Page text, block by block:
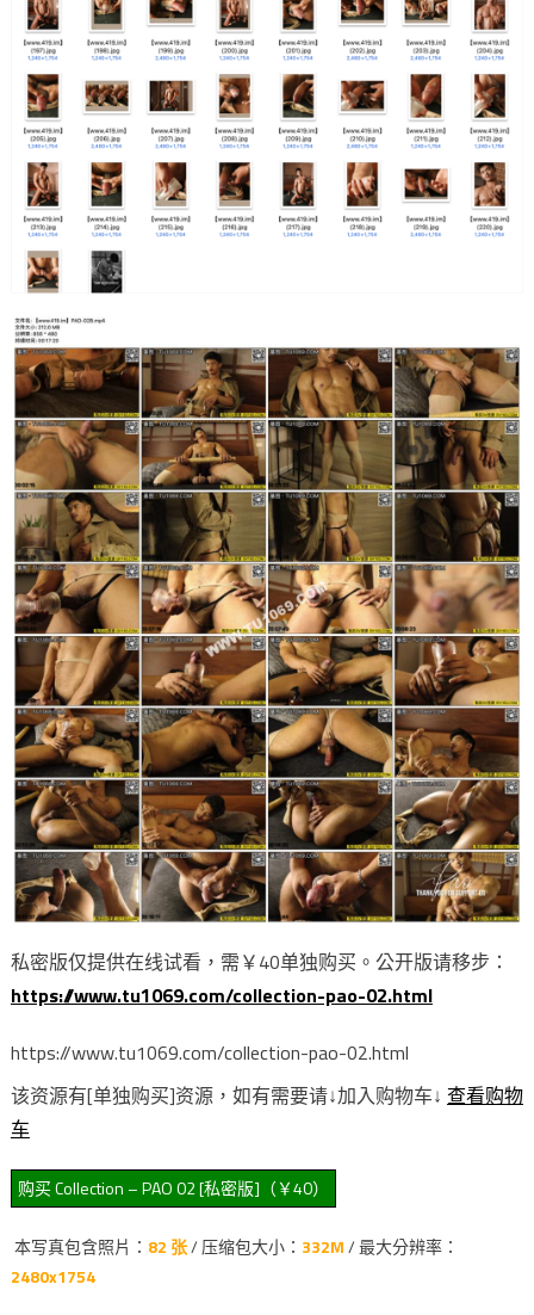
私密版仅提供在线试看，需￥40单独购买。公开版请移步：
https://www.tu1069.com/collection-pao-02.html
https://www.tu1069.com/collection-pao-02.html
该资源有[单独购买]资源，如有需要请↓加入购物车↓ 查看购物
车
本写真包含照片： 82 张/ 压缩包大小： 332M/ 最大分辨率：
2480x1754